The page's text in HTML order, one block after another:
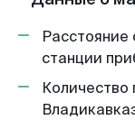
Расстояние
станции
Количество